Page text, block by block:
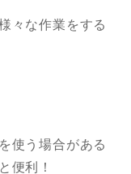
々な作業をする
使う場合がある
便利！